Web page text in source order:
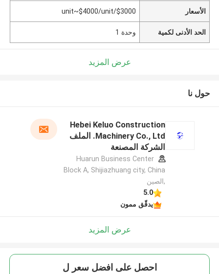
الأسعار $3000/unit~$4000/unit
الحد الأدنى لكمية وحدة 1
عرض المزيد
حول نا
Hebei Keluo Construction
Machinery Co., Ltd. الملف
الشركة المصنعة
Huarun Business Center
Block A, Shijiazhuang city, China
,الصين
5.0
يدقّق ممون
عرض المزيد
احصل على افضل سعر ل